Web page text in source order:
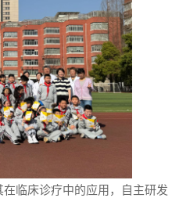
临床诊疗中的应用，自主研发